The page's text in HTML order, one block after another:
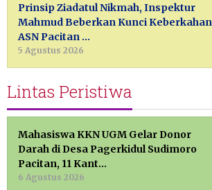
Prinsip Ziadatul Nikmah, Inspektur
Mahmud Beberkan Kunci Keberkahan
ASN Pacitan …
5 Agustus 2026
Lintas Peristiwa
Mahasiswa KKN UGM Gelar Donor
Darah di Desa Pagerkidul Sudimoro
Pacitan, 11 Kant…
6 Agustus 2026